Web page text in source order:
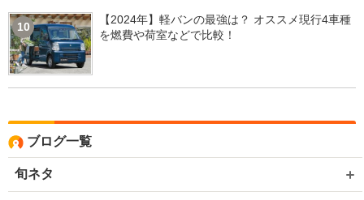
10
【2024年】軽バンの最強は？ オススメ現行4車種
を燃費や荷室などで比較！
ブログ一覧
旬ネタ